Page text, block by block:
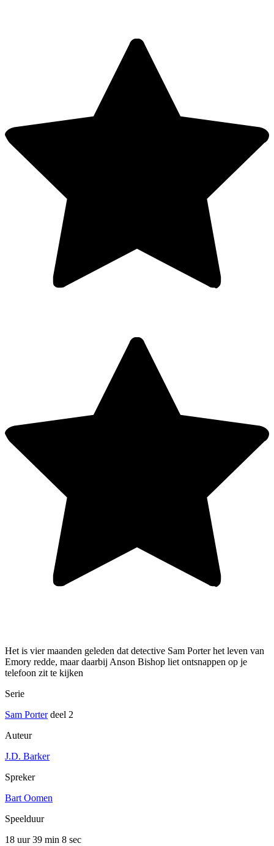
Het is vier maanden geleden dat detective Sam Porter het leven van
Emory redde, maar daarbij Anson Bishop liet ontsnappen op je
telefoon zit te kijken
Serie
Sam Porterdeel 2
Auteur
J.D. Barker
Spreker
Bart Oomen
Speelduur
18 uur 39 min 8 sec